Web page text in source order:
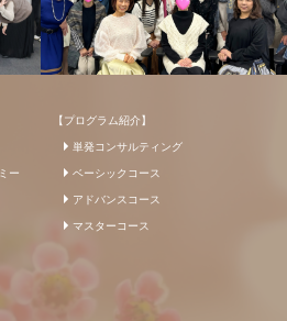
ー
【プログラム紹介】
単発コンサルティング
ベーシックコース
アドバンスコース
マスターコース